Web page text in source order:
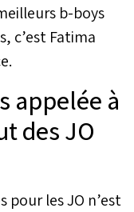
b-boys
c’est Fatima
appelée à
des JO
pour les JO n’est